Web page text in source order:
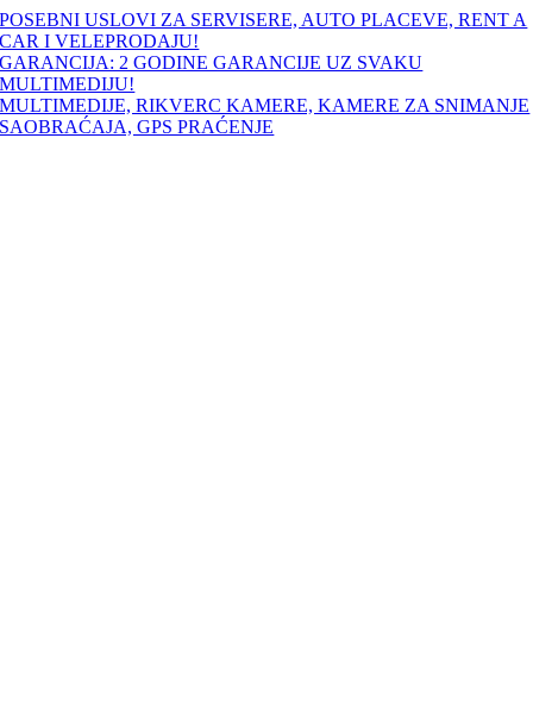
Skip
to
content
POSEBNI USLOVI ZA SERVISERE, AUTO PLACEVE, RENT A
CAR I VELEPRODAJU!
GARANCIJA: 2 GODINE GARANCIJE UZ SVAKU
MULTIMEDIJU!
MULTIMEDIJE, RIKVERC KAMERE, KAMERE ZA SNIMANJE
SAOBRAĆAJA, GPS PRAĆENJE